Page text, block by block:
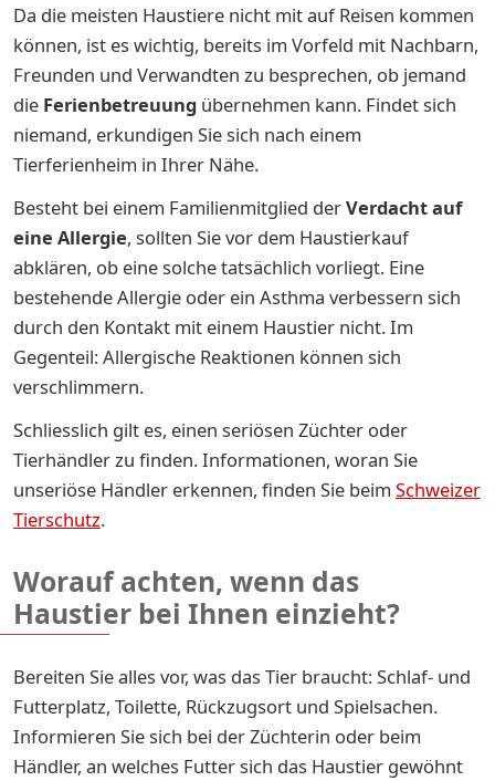
Da die meisten Haustiere nicht mit auf Reisen kommen
können, ist es wichtig, bereits im Vorfeld mit Nachbarn,
Freunden und Verwandten zu besprechen, ob jemand
die Ferienbetreuung übernehmen kann. Findet sich
niemand, erkundigen Sie sich nach einem
Tierferienheim in Ihrer Nähe.
Besteht bei einem Familienmitglied derVerdacht auf
eine Allergie, sollten Sie vor dem Haustierkauf
abklären, ob eine solche tatsächlich vorliegt. Eine
bestehende Allergie oder ein Asthma verbessern sich
durch den Kontakt mit einem Haustier nicht. Im
Gegenteil: Allergische Reaktionen können sich
verschlimmern.
Schliesslich gilt es, einen seriösen Züchter oder
Tierhändler zu finden. Informationen, woran Sie
unseriöse Händler erkennen, finden Sie beim Schweizer
Tierschutz.
Worauf achten, wenn das
Haustier bei Ihnen einzieht?
Bereiten Sie alles vor, was das Tier braucht: Schlaf- und
Futterplatz, Toilette, Rückzugsort und Spielsachen.
Informieren Sie sich bei der Züchterin oder beim
Händler, an welches Futter sich das Haustier gewöhnt